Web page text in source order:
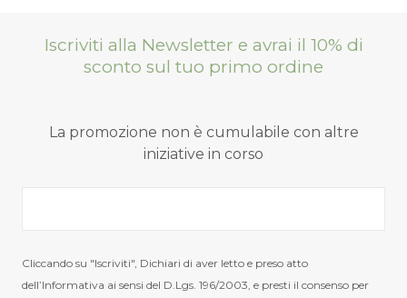
Iscriviti alla Newsletter e avrai il 10% di
sconto sul tuo primo ordine
La promozione non è cumulabile con altre
iniziative in corso
Cliccando su "Iscriviti", Dichiari di aver letto e preso atto
dell’Informativa ai sensi del D.Lgs. 196/2003, e presti il consenso per